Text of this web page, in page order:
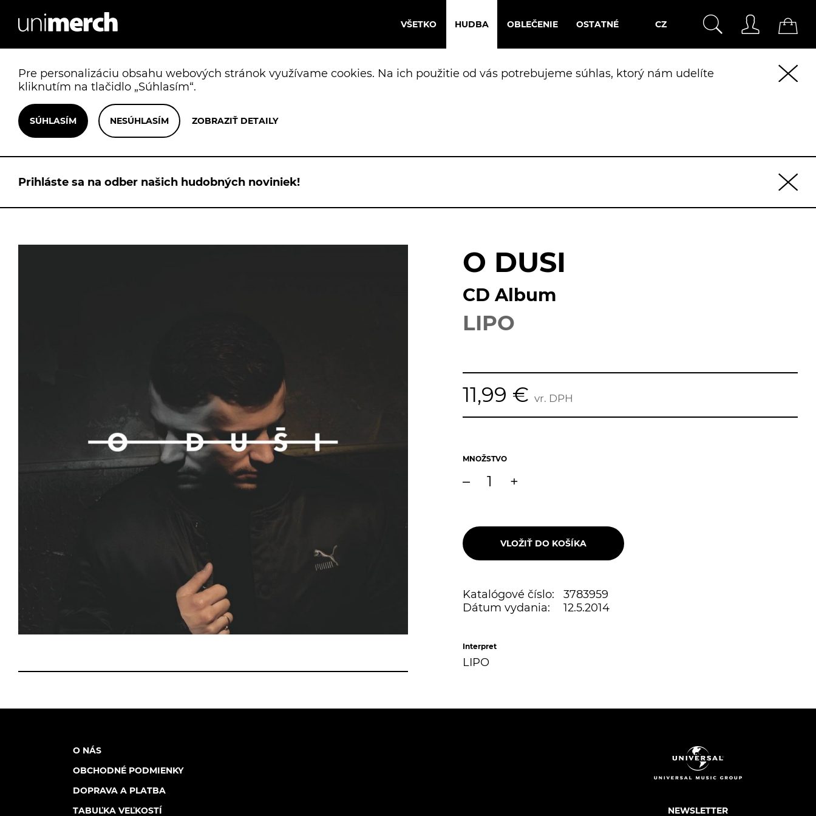
CZ
VŠETKO HUDBA OBLEČENIE OSTATNÉ
Pre personalizáciu obsahu webových stránok využívame cookies. Na ich použitie od vás potrebujeme súhlas, ktorý nám udelíte
kliknutím na tlačidlo „Súhlasím“.
Prihláste sa na odber našich hudobných noviniek!
O DUSI
CD Album
LIPO
11,99 € vr. DPH
MNOŽSTVO
– +
Katalógové číslo:
3783959
Dátum vydania:
12.5.2014
Interpret
LIPO
NEWSLETTER
O NÁS
OBCHODNÉ PODMIENKY
DOPRAVA A PLATBA
TABUĽKA VEĽKOSTÍ